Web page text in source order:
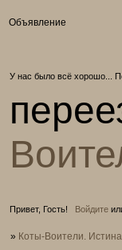
Объявление
У нас было всё хорошо...
Привет, Гость! Войдите
» Коты-Воители.